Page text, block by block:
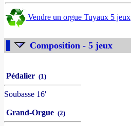
Vendre un orgue Tuyaux 5 jeux
Composition - 5 jeux
Pédalier (1)
Soubasse 16'
Grand-Orgue (2)